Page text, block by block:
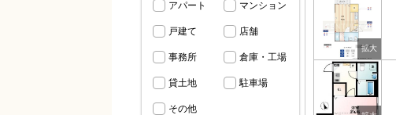
アパート マンション
戸建て 店舗
事務所 倉庫・工場
貸土地 駐車場
その他